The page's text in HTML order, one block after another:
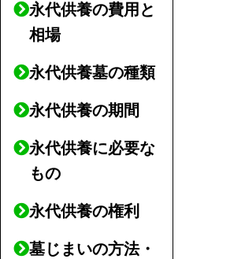
永代供養の費用と
相場
永代供養墓の種類
永代供養の期間
永代供養に必要な
もの
永代供養の権利
墓じまいの方法・